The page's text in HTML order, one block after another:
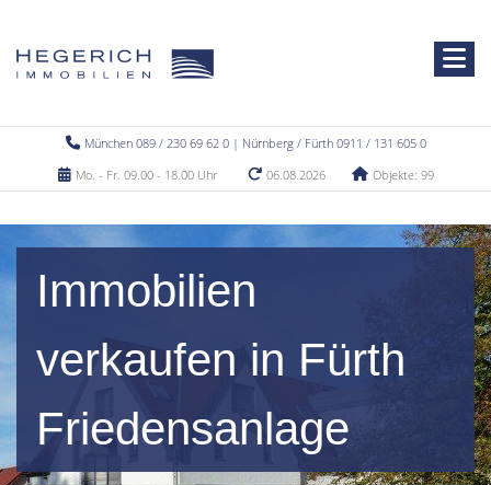
München 089 / 230 69 62 0 | Nürnberg / Fürth 0911 / 131 605 0
Mo. - Fr. 09.00 - 18.00 Uhr
06.08.2026 Objekte: 99
Immobilien
verkaufen in Fürth
Friedensanlage